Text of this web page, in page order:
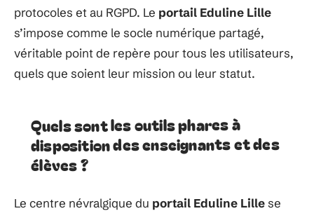
protocoles et au RGPD. Le portail Eduline Lille
s’impose comme le socle numérique partagé,
véritable point de repère pour tous les utilisateurs,
quels que soient leur mission ou leur statut.
Quels sont les outils phares à
disposition des enseignants et des
élèves ?
Le centre névralgique du portail Eduline Lillese